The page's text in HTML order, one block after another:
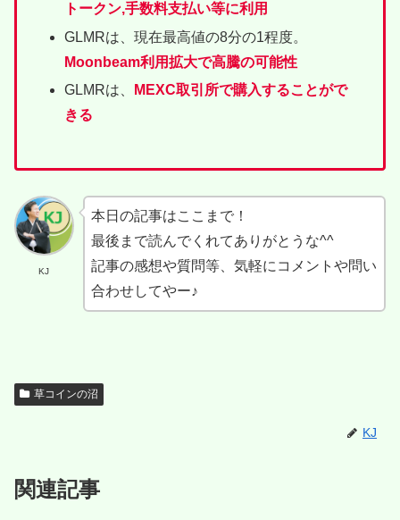
トークン,手数料支払い等に利用
GLMRは、現在最高値の8分の1程度。
Moonbeam利用拡大で高騰の可能性
GLMRは、
MEXC取引所で購入することがで
きる
KJ
本日の記事はここまで！
最後まで読んでくれてありがとうな^^
記事の感想や質問等、気軽にコメントや問い
合わせしてやー♪
草コインの沼
KJ
関連記事